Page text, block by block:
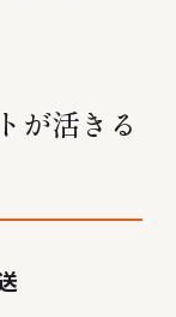
が活きる